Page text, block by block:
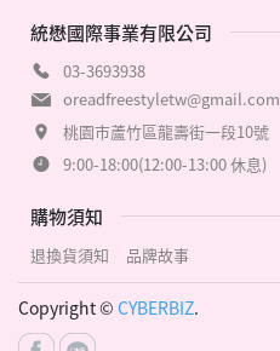
統懋國際事業有限公司
03-3693938
oreadfreestyletw@gmail.com
桃園市蘆竹區龍壽街一段10號
9:00-18:00(12:00-13:00 休息)
購物須知
退換貨須知 品牌故事
Copyright © CYBERBIZ.